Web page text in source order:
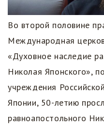
Во второй половине
Международная
«Духовное наследие
Николая Японского»,
учреждения
Японии, 50-летию
равноапостольного